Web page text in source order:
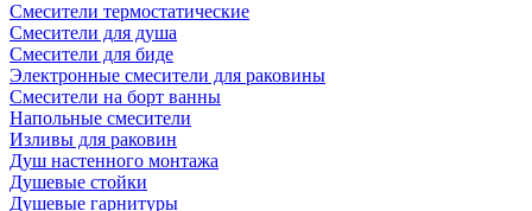
Смесители термостатические
Смесители для душа
Смесители для биде
Электронные смесители для раковины
Смесители на борт ванны
Напольные смесители
Изливы для раковин
Душ настенного монтажа
Душевые стойки
Душевые гарнитуры